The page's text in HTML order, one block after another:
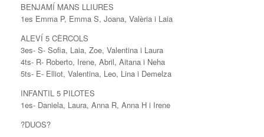
BENJAMÍ MANS LLIURES
1es Emma P, Emma S, Joana, Valèria i Laia
ALEVÍ 5 CÈRCOLS
3es- S- Sofia, Laia, Zoe, Valentina i Laura
4ts- R- Roberto, Irene, Abril, Aitana i Neha
5ts- E- Elliot, Valentina, Leo, Lina i Demelza
INFANTIL 5 PILOTES
1es- Daniela, Laura, Anna R, Anna H i Irene
?DUOS?